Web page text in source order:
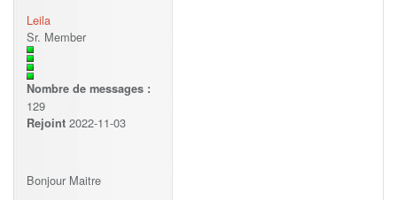
Leila
Sr. Member
Nombre de messages :
129
Rejoint 2022-11-03
Bonjour Maitre